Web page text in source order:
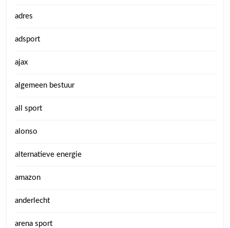
adres
adsport
ajax
algemeen bestuur
all sport
alonso
alternatieve energie
amazon
anderlecht
arena sport